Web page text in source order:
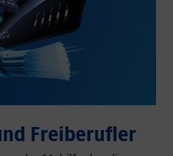
Freiberufler